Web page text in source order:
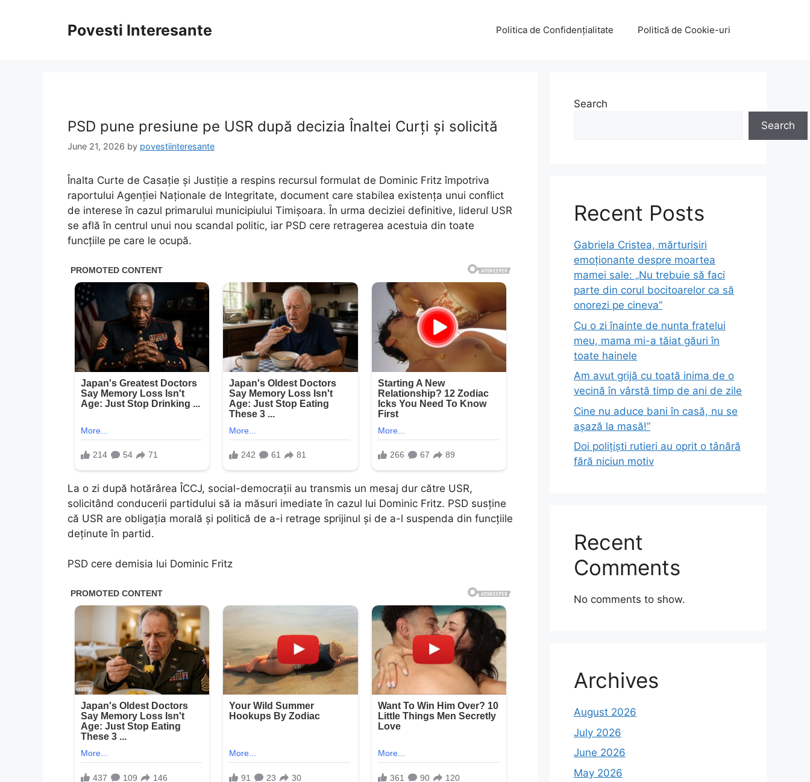
Povesti Interesante Politica de Confidențialitate Politică de Cookie-uri
PSD pune presiune pe USR după decizia Înaltei Curți și solicită
June 21, 2026 by povestiinteresante
Înalta Curte de Casație și Justiție a respins recursul formulat de Dominic Fritz împotriva
raportului Agenției Naționale de Integritate, document care stabilea existența unui conflict
de interese în cazul primarului municipiului Timișoara. În urma deciziei definitive, liderul USR
se află în centrul unui nou scandal politic, iar PSD cere retragerea acestuia din toate
funcțiile pe care le ocupă.
La o zi după hotărârea ÎCCJ, social-democrații au transmis un mesaj dur către USR,
solicitând conducerii partidului să ia măsuri imediate în cazul lui Dominic Fritz. PSD susține
că USR are obligația morală și politică de a-i retrage sprijinul și de a-l suspenda din funcțiile
deținute în partid.
PSD cere demisia lui Dominic Fritz
Search
Search
Recent Posts
Gabriela Cristea, mărturisiri
emoționante despre moartea
mamei sale: „Nu trebuie să faci
parte din corul bocitoarelor ca să
onorezi pe cineva”
Cu o zi înainte de nunta fratelui
meu, mama mi-a tăiat găuri în
toate hainele
Am avut grijă cu toată inima de o
vecină în vârstă timp de ani de zile
Cine nu aduce bani în casă, nu se
așază la masă!”
Doi polițiști rutieri au oprit o tânără
fără niciun motiv
Recent
Comments
No comments to show.
Archives
August 2026
July 2026
June 2026
May 2026